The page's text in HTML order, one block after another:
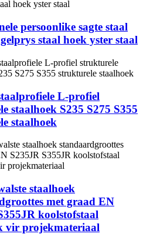
persoonlike sagte staal
staal hoek yster staal
L-profiel
staalhoek S235 S275 S355
staalhoek
staalhoek
met graad EN
koolstofstaal
vir projekmateriaal